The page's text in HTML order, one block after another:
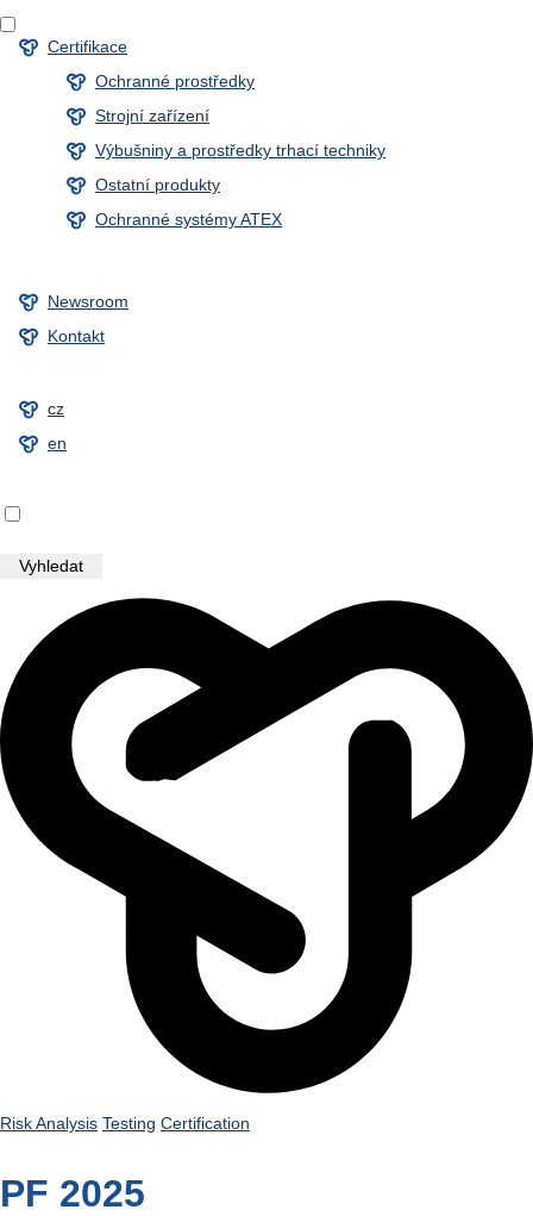
Certifikace
Ochranné prostředky
Strojní zařízení
Výbušniny a prostředky trhací techniky
Ostatní produkty
Ochranné systémy ATEX
Newsroom
Kontakt
cz
en
Risk Analysis Testing Certification
PF 2025